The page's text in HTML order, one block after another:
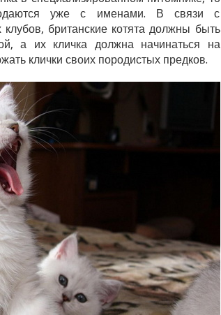
уже с именами. В связи с
британские котята должны быть
а их кличка должна начинаться на
клички своих породистых предков.